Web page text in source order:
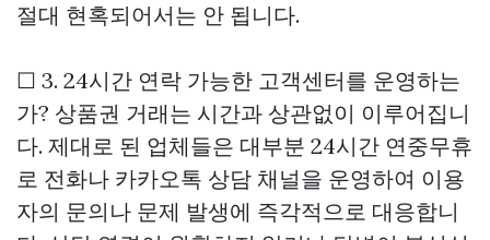
절대 현혹되어서는 안 됩니다.
☐ 3. 24시간 연락 가능한 고객센터를 운영하는
가? 상품권 거래는 시간과 상관없이 이루어집니
다. 제대로 된 업체들은 대부분 24시간 연중무휴
로 전화나 카카오톡 상담 채널을 운영하여 이용
자의 문의나 문제 발생에 즉각적으로 대응합니